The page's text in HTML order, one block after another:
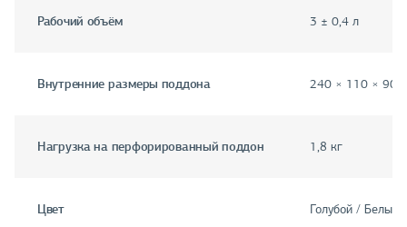
Рабочий объём 3 ± 0,4 л
Внутренние размеры поддона 240 × 110 × 90
Нагрузка на перфорированный поддон 1,8 кг
Цвет Голубой / Белый